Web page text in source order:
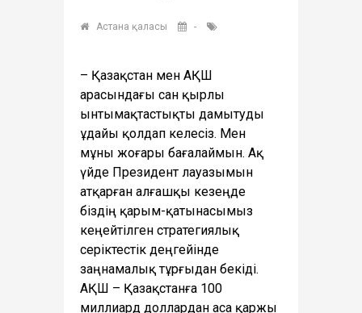
Астана қаласы -
– Қазақстан мен АҚШ
арасындағы сан қырлы
ынтымақтастықты дамытуды
ұдайы қолдап келесіз. Мен
мұны жоғары бағалаймын. Ақ
үйде Президент лауазымын
атқарған алғашқы кезеңде
біздің қарым-қатынасымыз
кеңейтілген стратегиялық
серіктестік деңгейінде
заңнамалық тұрғыдан бекіді.
АҚШ – Қазақстанға 100
миллиард доллардан аса қаржы